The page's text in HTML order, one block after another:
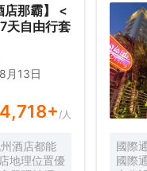
衞星
會議
務，
都將
店那霸】 <
天自由行套
月13日
4,718+/人
酒店都能
地理位置優
國際
國際